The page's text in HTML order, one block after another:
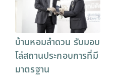
บ้านหอมลำดวน รับมอบ
โล่สถานประกอบการที่มี
มาตรฐาน